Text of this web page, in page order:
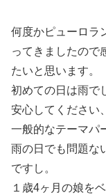
何度かピューロラ
ってきましたので
たいと思います。
初めての日は雨で
安心してください
一般的なテーマパ
雨の日でも問題な
ですし。
１歳4ヶ月の娘を